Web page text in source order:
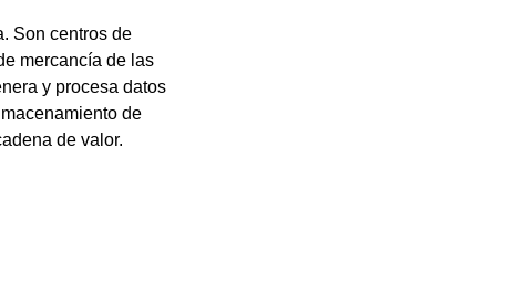
Son centros de
mercancía de las
y procesa datos
de
de valor.